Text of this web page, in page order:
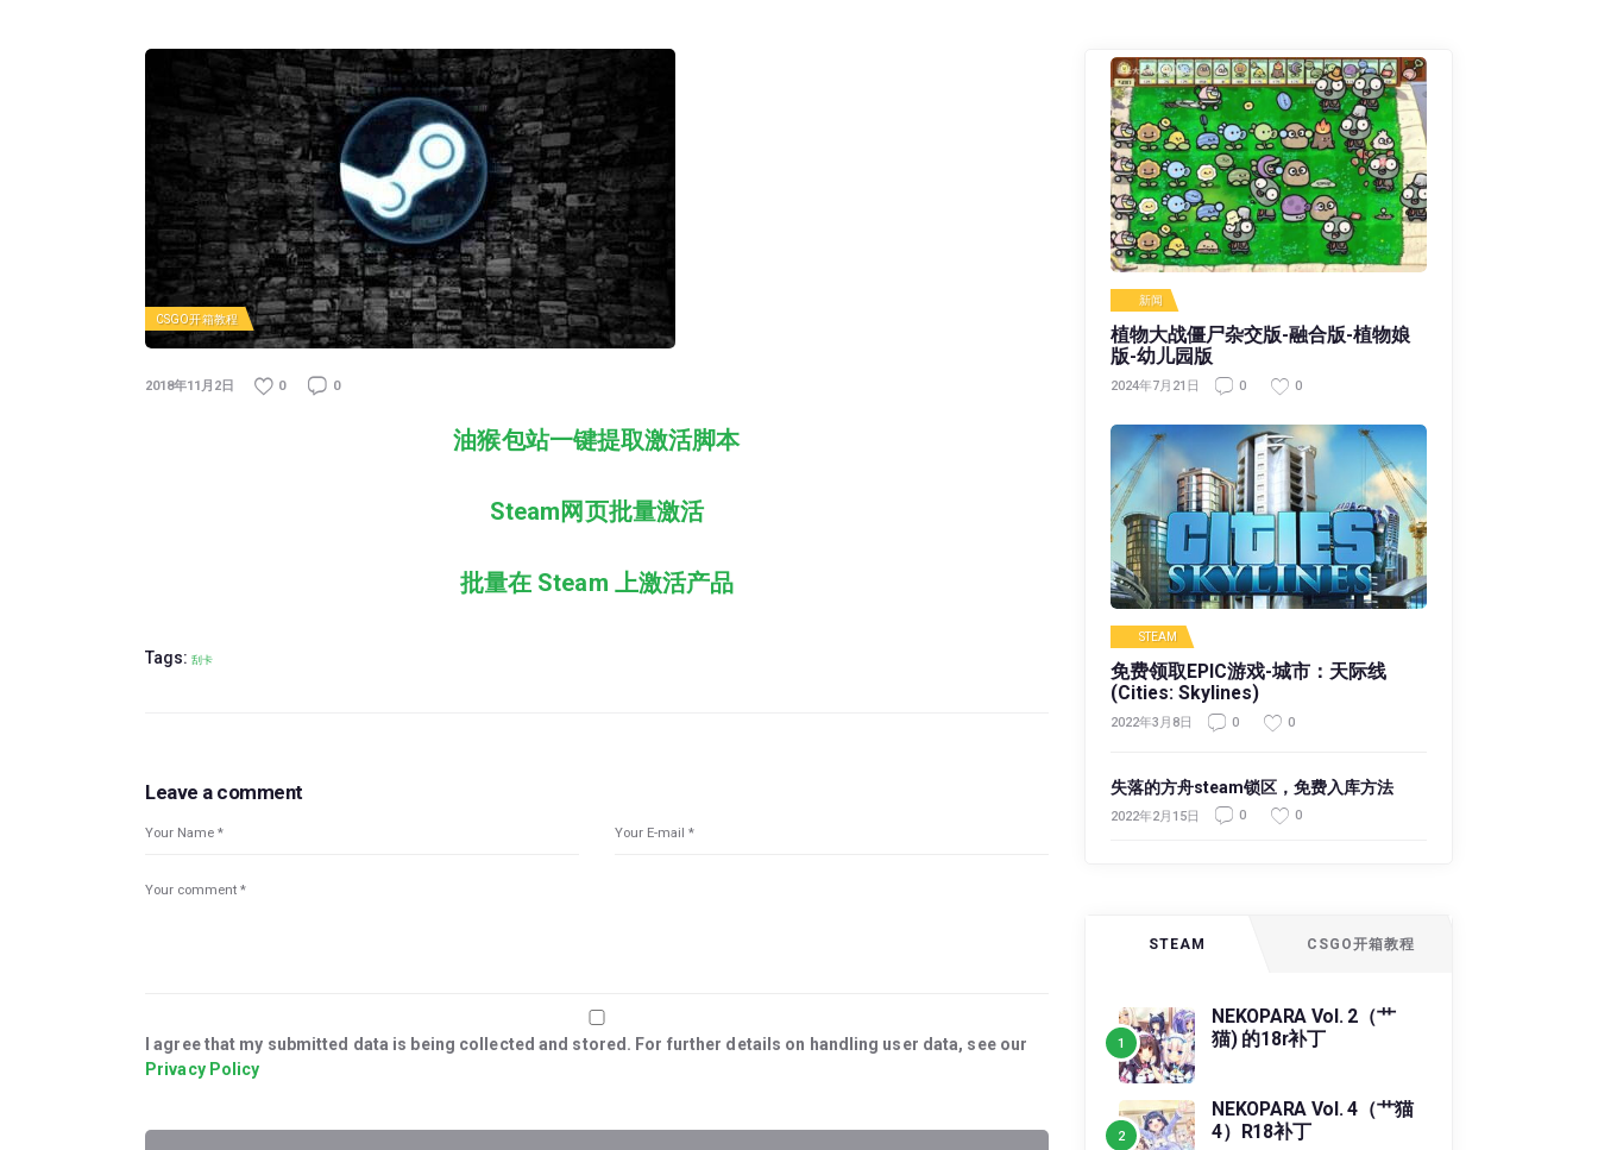
CSGO开箱教程
2018年11月2日 0 0
油猴包站一键提取激活脚本
Steam网页批量激活
批量在 Steam 上激活产品
Tags: 刮卡
Leave a comment
I agree that my submitted data is being collected and stored. For further details on handling user data, see our
Privacy Policy
新闻
植物大战僵尸杂交版-融合版-植物娘
版-幼儿园版
2024年7月21日 0 0
STEAM
免费领取EPIC游戏-城市：天际线
(Cities: Skylines)
2022年3月8日 0 0
失落的方舟steam锁区，免费入库方法
2022年2月15日 0 0
STEAM CSGO开箱教程
NEKOPARA Vol. 2（艹
猫) 的18r补丁
NEKOPARA Vol. 4（艹猫
4）R18补丁